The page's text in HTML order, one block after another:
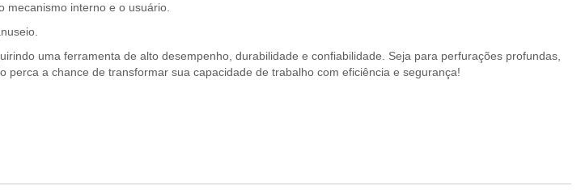
mecanismo interno e o usuário.
uma ferramenta de alto desempenho, durabilidade e confiabilidade. Seja para perfurações profundas,
perca a chance de transformar sua capacidade de trabalho com eficiência e segurança!